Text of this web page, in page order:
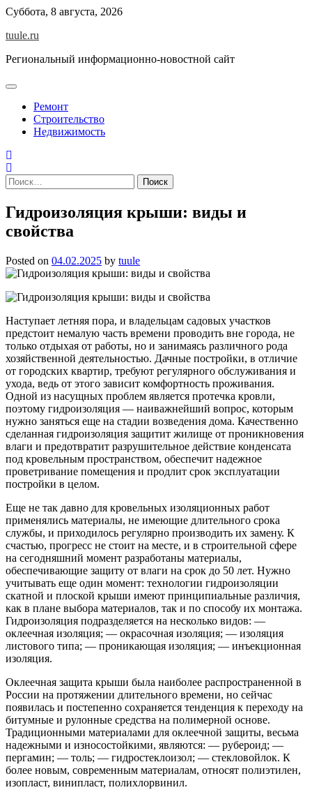
Skip
content
Суббота, 8 августа, 2026
tuule.ru
Региональный информационно-новостной сайт
Ремонт
Строительство
Недвижимость
Найти:
Гидроизоляция крыши: виды и
свойства
Posted on 04.02.2025 by tuule
Наступает летняя пора, и владельцам садовых участков
предстоит немалую часть времени проводить вне города, не
только отдыхая от работы, но и занимаясь различного рода
хозяйственной деятельностью. Дачные постройки, в отличие
от городских квартир, требуют регулярного обслуживания и
ухода, ведь от этого зависит комфортность проживания.
Одной из насущных проблем является протечка кровли,
поэтому гидроизоляция — наиважнейший вопрос, которым
нужно заняться еще на стадии возведения дома. Качественно
сделанная гидроизоляция защитит жилище от проникновения
влаги и предотвратит разрушительное действие конденсата
под кровельным пространством, обеспечит надежное
проветривание помещения и продлит срок эксплуатации
постройки в целом.
Еще не так давно для кровельных изоляционных работ
применялись материалы, не имеющие длительного срока
службы, и приходилось регулярно производить их замену. К
счастью, прогресс не стоит на месте, и в строительной сфере
на сегодняшний момент разработаны материалы,
обеспечивающие защиту от влаги на срок до 50 лет. Нужно
учитывать еще один момент: технологии гидроизоляции
скатной и плоской крыши имеют принципиальные различия,
как в плане выбора материалов, так и по способу их монтажа.
Гидроизоляция подразделяется на несколько видов: —
оклеечная изоляция; — окрасочная изоляция; — изоляция
листового типа; — проникающая изоляция; — инъекционная
изоляция.
Оклеечная защита крыши была наиболее распространенной в
России на протяжении длительного времени, но сейчас
появилась и постепенно сохраняется тенденция к переходу на
битумные и рулонные средства на полимерной основе.
Традиционными материалами для оклеечной защиты, весьма
надежными и износостойкими, являются: — рубероид; —
пергамин; — толь; — гидростеклоизол; — стекловойлок. К
более новым, современным материалам, относят полиэтилен,
изопласт, винипласт, полихлорвинил.